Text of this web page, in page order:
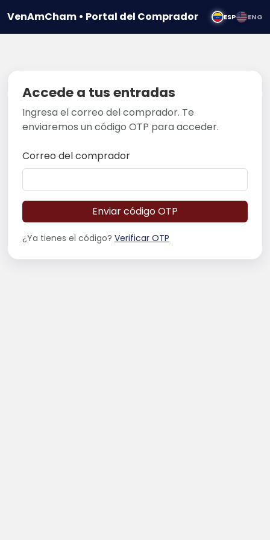
VenAmCham • Portal del Comprador ESP ENG
Accede a tus entradas
Ingresa el correo del comprador. Te
enviaremos un código OTP para acceder.
Correo del comprador
Enviar código OTP
¿Ya tienes el código? Verificar OTP